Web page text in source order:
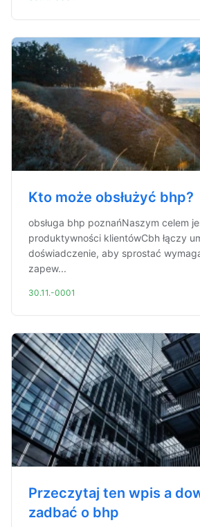
Kto może obsłużyć bhp?
obsługa bhp poznańNaszym celem
produktywności klientówCbh łączy
doświadczenie, aby sprostać
zapew...
30.11.-0001
Przeczytaj ten wpis a
zadbać o bhp